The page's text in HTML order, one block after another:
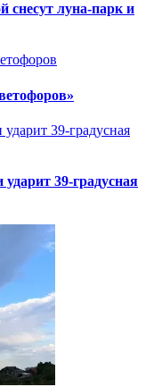
снесут луна-парк и
39-градусная